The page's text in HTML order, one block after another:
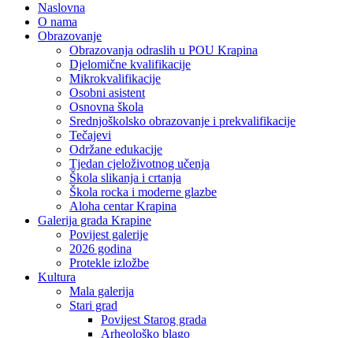
Naslovna
O nama
Obrazovanje
Obrazovanja odraslih u POU Krapina
Djelomične kvalifikacije
Mikrokvalifikacije
Osobni asistent
Osnovna škola
Srednjoškolsko obrazovanje i prekvalifikacije
Tečajevi
Održane edukacije
Tjedan cjeloživotnog učenja
Škola slikanja i crtanja
Škola rocka i moderne glazbe
Aloha centar Krapina
Galerija grada Krapine
Povijest galerije
2026 godina
Protekle izložbe
Kultura
Mala galerija
Stari grad
Povijest Starog grada
Arheološko blago